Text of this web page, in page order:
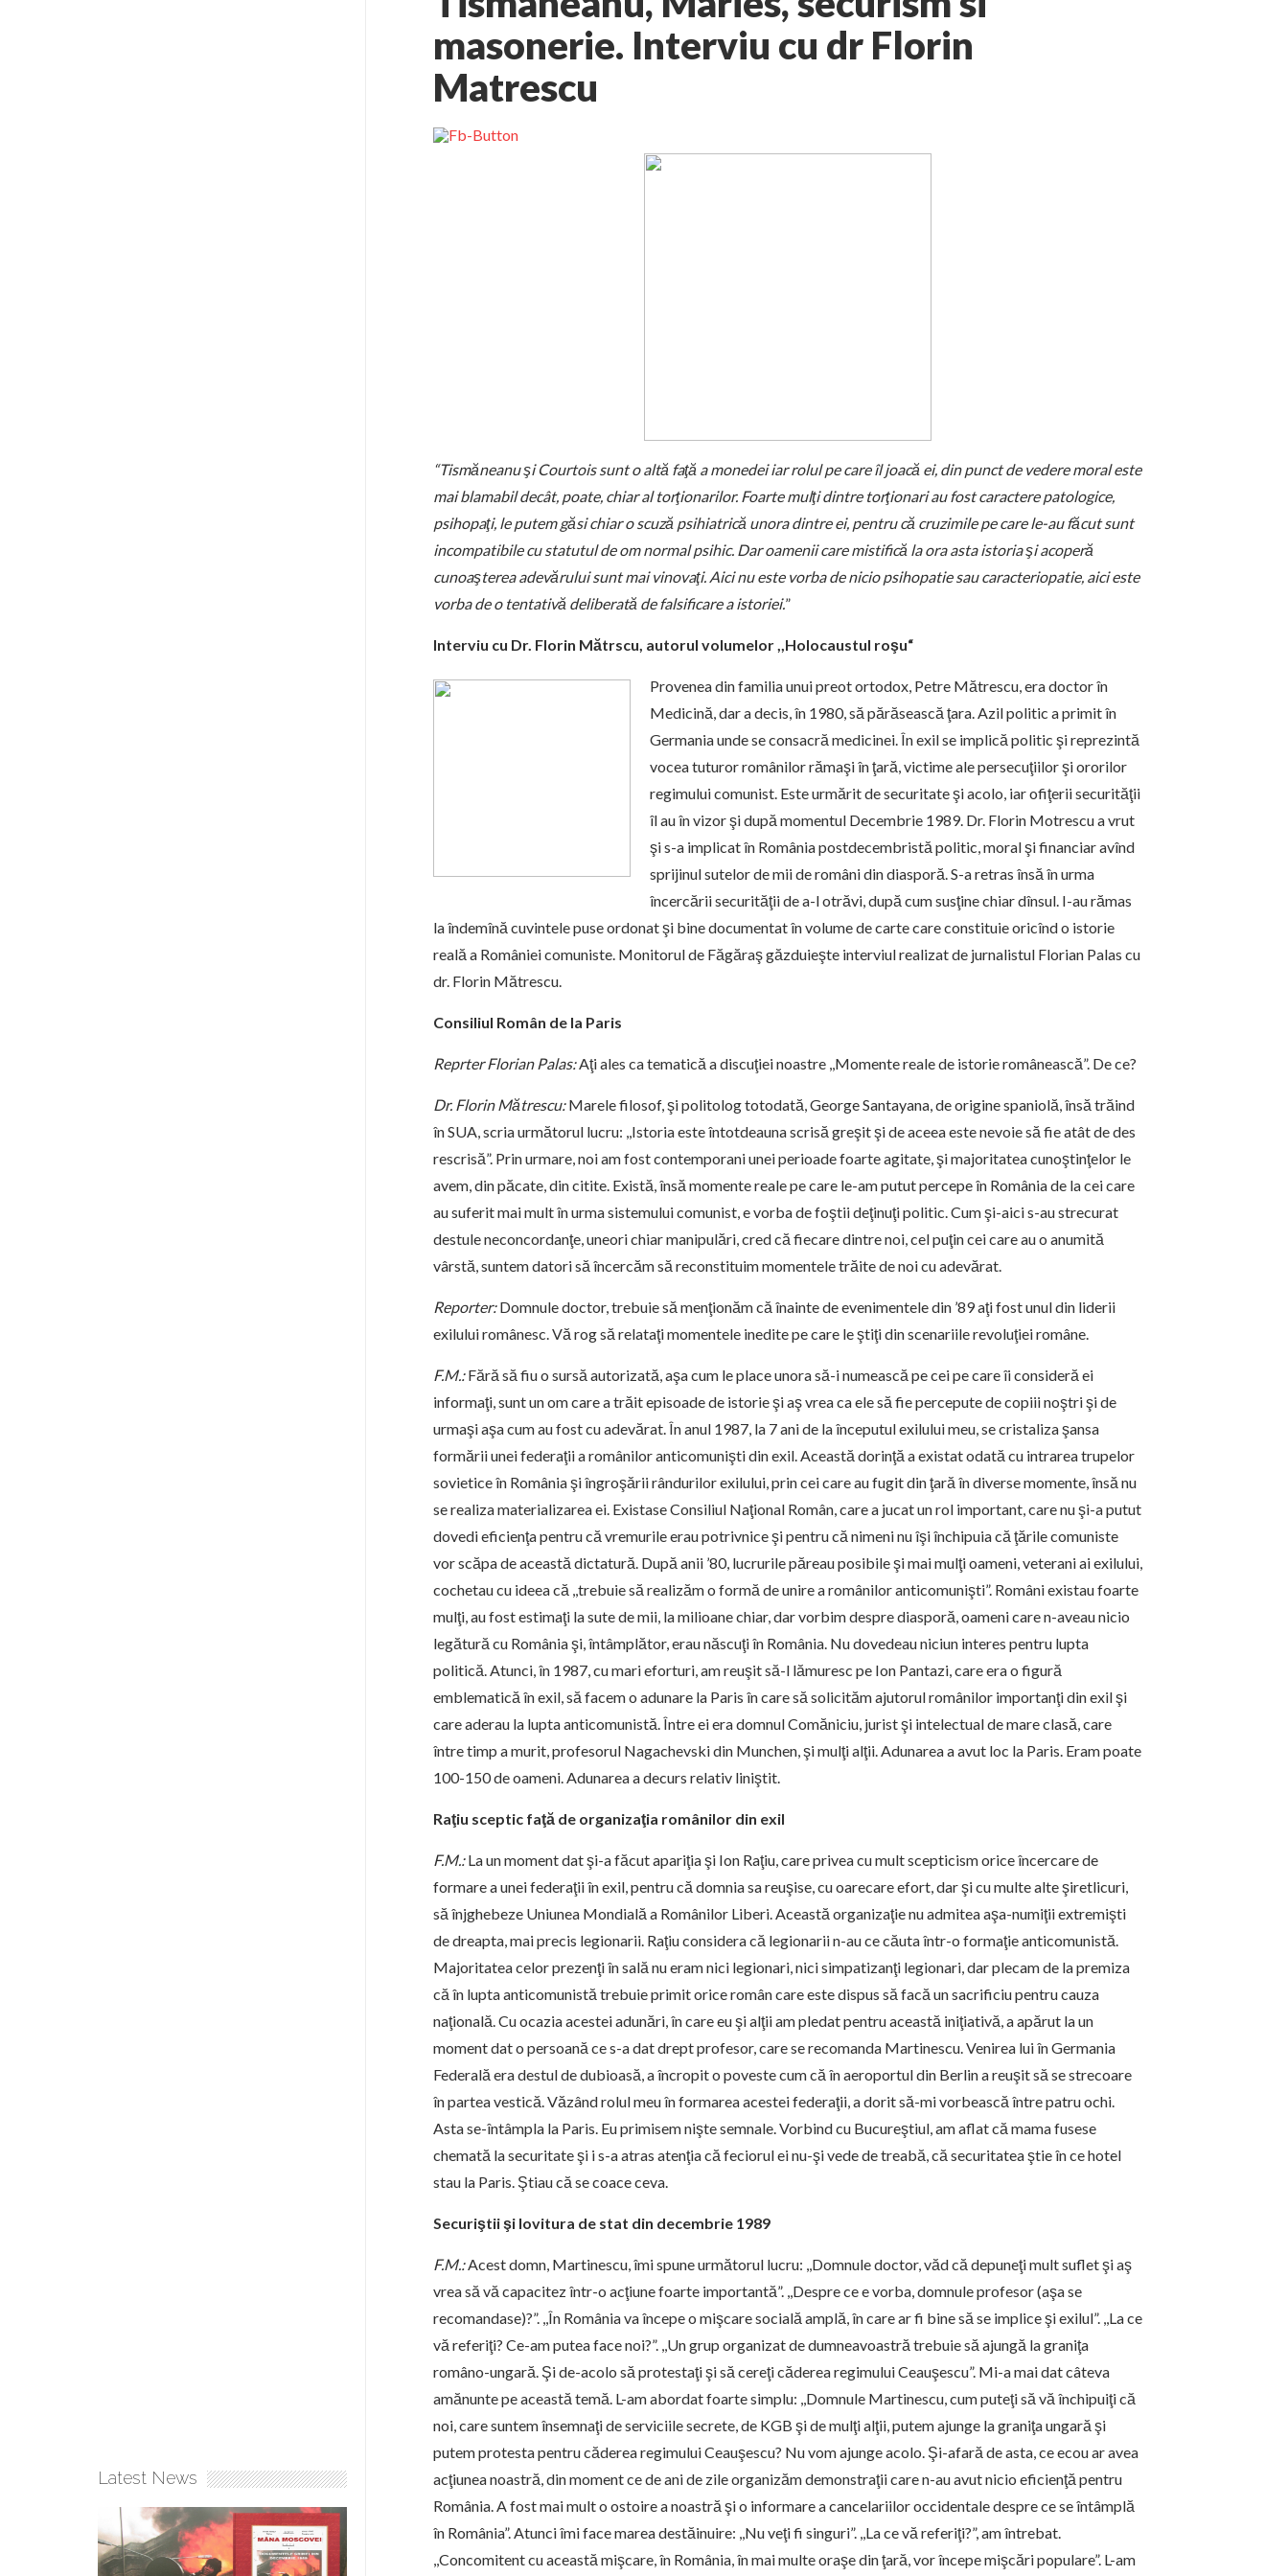
masonerie. Interviu cu dr Florin
Matrescu
“Tismăneanu şi Courtois sunt o altă faţă a monedei iar rolul pe care îl joacă ei, din punct de vedere moral este
mai blamabil decât, poate, chiar al torţionarilor. Foarte mulţi dintre torţionari au fost caractere patologice,
psihopaţi, le putem găsi chiar o scuză psihiatrică unora dintre ei, pentru că cruzimile pe care le-au făcut sunt
incompatibile cu statutul de om normal psihic. Dar oamenii care mistifică la ora asta istoria şi acoperă
cunoaşterea adevărului sunt mai vinovaţi. Aici nu este vorba de nicio psihopatie sau caracteriopatie, aici este
vorba de o tentativă deliberată de falsificare a istoriei.”
Interviu cu Dr. Florin Mătrscu, autorul volumelor ,,Holocaustul roşu“
Provenea din familia unui preot ortodox, Petre Mătrescu, era doctor în
Medicină, dar a decis, în 1980, să părăsească ţara. Azil politic a primit în
Germania unde se consacră medicinei. În exil se implică politic şi reprezintă
vocea tuturor românilor rămaşi în ţară, victime ale persecuţiilor şi ororilor
regimului comunist. Este urmărit de securitate şi acolo, iar ofiţerii securităţii
îl au în vizor şi după momentul Decembrie 1989. Dr. Florin Motrescu a vrut
şi s-a implicat în România postdecembristă politic, moral şi financiar avînd
sprijinul sutelor de mii de români din diasporă. S-a retras însă în urma
încercării securităţii de a-l otrăvi, după cum susţine chiar dînsul. I-au rămas
la îndemînă cuvintele puse ordonat şi bine documentat în volume de carte care constituie oricînd o istorie
reală a României comuniste. Monitorul de Făgăraş găzduieşte interviul realizat de jurnalistul Florian Palas cu
dr. Florin Mătrescu.
Consiliul Român de la Paris
Reprter Florian Palas:Aţi ales ca tematică a discuţiei noastre ,,Momente reale de istorie românească”. De ce?
Dr. Florin Mătrescu:Marele filosof, şi politolog totodată, George Santayana, de origine spaniolă, însă trăind
în SUA, scria următorul lucru: ,,Istoria este întotdeauna scrisă greşit şi de aceea este nevoie să fie atât de des
rescrisă”. Prin urmare, noi am fost contemporani unei perioade foarte agitate, şi majoritatea cunoştinţelor le
avem, din păcate, din citite. Există, însă momente reale pe care le-am putut percepe în România de la cei care
au suferit mai mult în urma sistemului comunist, e vorba de foştii deţinuţi politic. Cum şi-aici s-au strecurat
destule neconcordanţe, uneori chiar manipulări, cred că fiecare dintre noi, cel puţin cei care au o anumită
vârstă, suntem datori să încercăm să reconstituim momentele trăite de noi cu adevărat.
Reporter:Domnule doctor, trebuie să menţionăm că înainte de evenimentele din ’89 aţi fost unul din liderii
exilului românesc. Vă rog să relataţi momentele inedite pe care le ştiţi din scenariile revoluţiei române.
F.M.:Fără să fiu o sursă autorizată, aşa cum le place unora să-i numească pe cei pe care îi consideră ei
informaţi, sunt un om care a trăit episoade de istorie şi aş vrea ca ele să fie percepute de copiii noştri şi de
urmaşi aşa cum au fost cu adevărat. În anul 1987, la 7 ani de la începutul exilului meu, se cristaliza şansa
formării unei federaţii a românilor anticomunişti din exil. Această dorinţă a existat odată cu intrarea trupelor
sovietice în România şi îngroşării rândurilor exilului, prin cei care au fugit din ţară în diverse momente, însă nu
se realiza materializarea ei. Existase Consiliul Naţional Român, care a jucat un rol important, care nu şi-a putut
dovedi eficienţa pentru că vremurile erau potrivnice şi pentru că nimeni nu îşi închipuia că ţările comuniste
vor scăpa de această dictatură. După anii ’80, lucrurile păreau posibile şi mai mulţi oameni, veterani ai exilului,
cochetau cu ideea că ,,trebuie să realizăm o formă de unire a românilor anticomunişti”. Români existau foarte
mulţi, au fost estimaţi la sute de mii, la milioane chiar, dar vorbim despre diasporă, oameni care n-aveau nicio
legătură cu România şi, întâmplător, erau născuţi în România. Nu dovedeau niciun interes pentru lupta
politică. Atunci, în 1987, cu mari eforturi, am reuşit să-l lămuresc pe Ion Pantazi, care era o figură
emblematică în exil, să facem o adunare la Paris în care să solicităm ajutorul românilor importanţi din exil şi
care aderau la lupta anticomunistă. Între ei era domnul Comăniciu, jurist şi intelectual de mare clasă, care
între timp a murit, profesorul Nagachevski din Munchen, şi mulţi alţii. Adunarea a avut loc la Paris. Eram poate
100-150 de oameni. Adunarea a decurs relativ liniştit.
Raţiu sceptic faţă de organizaţia românilor din exil
F.M.:La un moment dat şi-a făcut apariţia şi Ion Raţiu, care privea cu mult scepticism orice încercare de
formare a unei federaţii în exil, pentru că domnia sa reuşise, cu oarecare efort, dar şi cu multe alte şiretlicuri,
să înjghebeze Uniunea Mondială a Românilor Liberi. Această organizaţie nu admitea aşa-numiţii extremişti
de dreapta, mai precis legionarii. Raţiu considera că legionarii n-au ce căuta într-o formaţie anticomunistă.
Majoritatea celor prezenţi în sală nu eram nici legionari, nici simpatizanţi legionari, dar plecam de la premiza
că în lupta anticomunistă trebuie primit orice român care este dispus să facă un sacrificiu pentru cauza
naţională. Cu ocazia acestei adunări, în care eu şi alţii am pledat pentru această iniţiativă, a apărut la un
moment dat o persoană ce s-a dat drept profesor, care se recomanda Martinescu. Venirea lui în Germania
Federală era destul de dubioasă, a încropit o poveste cum că în aeroportul din Berlin a reuşit să se strecoare
în partea vestică. Văzând rolul meu în formarea acestei federaţii, a dorit să-mi vorbească între patru ochi.
Asta se-întâmpla la Paris. Eu primisem nişte semnale. Vorbind cu Bucureştiul, am aflat că mama fusese
chemată la securitate şi i s-a atras atenţia că feciorul ei nu-şi vede de treabă, că securitatea ştie în ce hotel
stau la Paris. Ştiau că se coace ceva.
Securiştii şi lovitura de stat din decembrie 1989
F.M.:Acest domn, Martinescu, îmi spune următorul lucru: ,,Domnule doctor, văd că depuneţi mult suflet şi aş
vrea să vă capacitez într-o acţiune foarte importantă”. ,,Despre ce e vorba, domnule profesor (aşa se
recomandase)?”. ,,În România va începe o mişcare socială amplă, în care ar fi bine să se implice şi exilul”. ,,La ce
vă referiţi? Ce-am putea face noi?”. ,,Un grup organizat de dumneavoastră trebuie să ajungă la graniţa
româno-ungară. Şi de-acolo să protestaţi şi să cereţi căderea regimului Ceauşescu”. Mi-a mai dat câteva
amănunte pe această temă. L-am abordat foarte simplu: ,,Domnule Martinescu, cum puteţi să vă închipuiţi că
noi, care suntem însemnaţi de serviciile secrete, de KGB şi de mulţi alţii, putem ajunge la graniţa ungară şi
putem protesta pentru căderea regimului Ceauşescu? Nu vom ajunge acolo. Şi-afară de asta, ce ecou ar avea
acţiunea noastră, din moment ce de ani de zile organizăm demonstraţii care n-au avut nicio eficienţă pentru
România. A fost mai mult o ostoire a noastră şi o informare a cancelariilor occidentale despre ce se întâmplă
în România”. Atunci îmi face marea destăinuire: ,,Nu veţi fi singuri”. ,,La ce vă referiţi?”, am întrebat.
,,Concomitent cu această mişcare, în România, în mai multe oraşe din ţară, vor începe mişcări populare”. L-am
Latest News